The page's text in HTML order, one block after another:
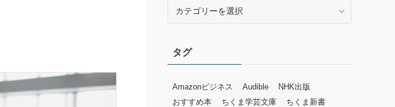
ータグ
Amazonビジネス Audible
NHK出版
おすすめ本
ちくま学芸文庫
ちくま新書